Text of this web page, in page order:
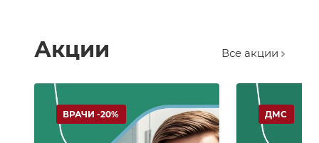
Акции Все акции
ВРАЧИ -20% ДМС